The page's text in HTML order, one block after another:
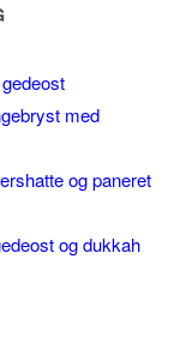
med
og paneret
og dukkah